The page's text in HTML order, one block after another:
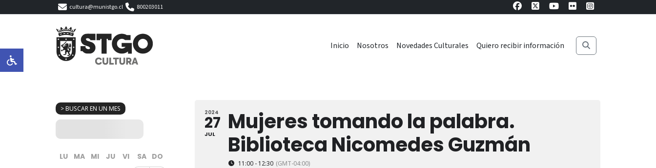
cultura@munistgo.cl 800203011
Inicio Nosotros Novedades Culturales Quiero recibir información
> BUSCAR EN UN MES
LU MA MI JU VI SA DO
2024
27
JUL
Mujeres tomando la palabra.
Biblioteca Nicomedes Guzmán
11:00 - 12:30 (GMT-04:00)